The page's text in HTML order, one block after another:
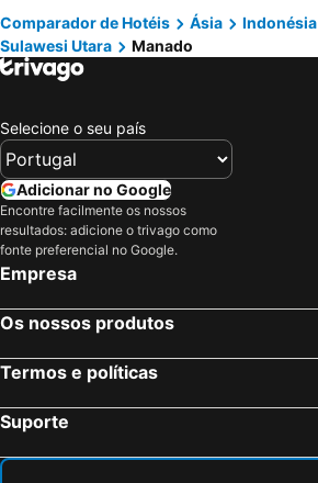
Comparador de Hotéis Ásia Indonésia
Sulawesi Utara
Manado
Selecione o seu país
Adicionar no Google
Encontre facilmente os nossos
resultados: adicione o trivago como
fonte preferencial no Google.
Empresa
Os nossos produtos
Termos e políticas
Suporte